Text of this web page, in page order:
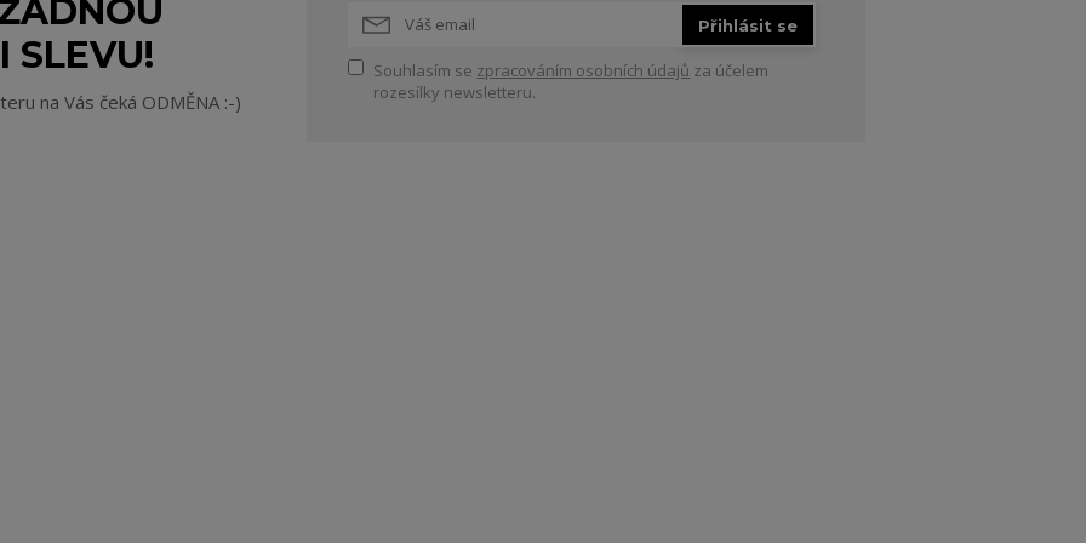
SLEVU!
na Vás čeká ODMĚNA :-)
Přihlásit se
Souhlasím se zpracováním osobních údajů za účelem
rozesílky newsletteru.